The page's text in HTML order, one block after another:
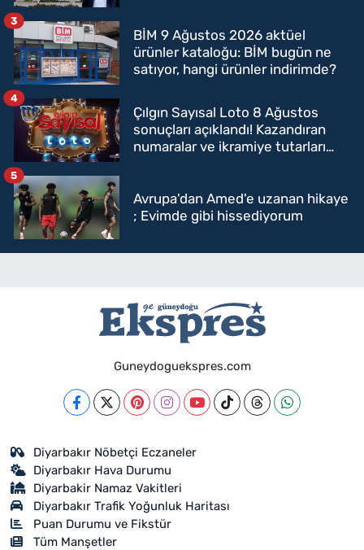
BİM 9 Ağustos 2026 aktüel
ürünler kataloğu: BİM bugün ne
satıyor, hangi ürünler indirimde?
3
Çılgın Sayısal Loto 8 Ağustos
sonuçları açıklandı! Kazandıran
numaralar ve ikramiye tutarları
4
Avrupa'dan Amed'e uzanan hikaye
; Evimde gibi hissediyorum
5
Guneydoguekspres.com
Diyarbakır Nöbetçi Eczaneler
Diyarbakır Hava Durumu
Diyarbakir Namaz Vakitleri
Diyarbakır Trafik Yoğunluk Haritası
Puan Durumu ve Fikstür
Tüm Manşetler